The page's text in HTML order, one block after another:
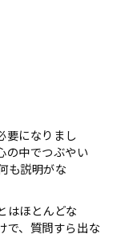
要になりまし
の中でつぶやい
も説明がな
はほとんどな
で、質問すら出な